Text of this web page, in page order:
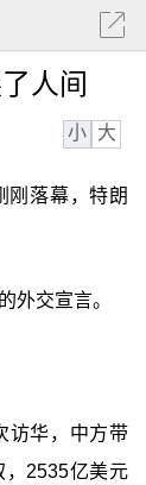
人间
小 大
刚落幕，特朗
外交宣言。
访华，中方带
2535亿美元